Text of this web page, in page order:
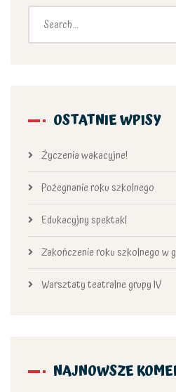
OSTATNIE WPISY
Życzenia wakacyjne!
Pożegnanie roku szkolnego
Edukacyjny spektakl
Zakończenie roku szkolnego w
Warsztaty teatralne grupy IV
NAJNOWSZE